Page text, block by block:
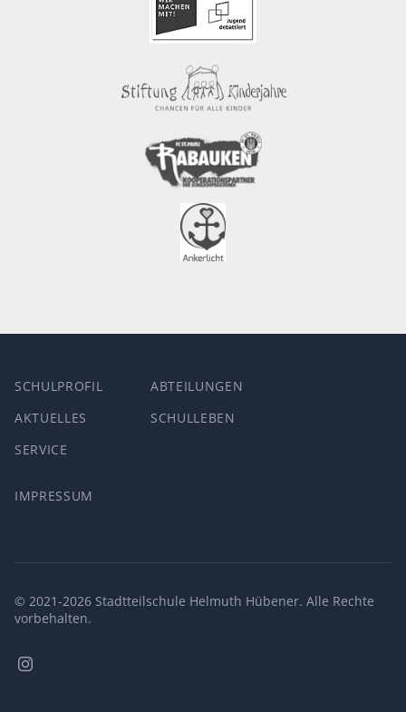
SCHULPROFIL
ABTEILUNGEN
AKTUELLES
SCHULLEBEN
SERVICE
IMPRESSUM
© 2021-2026 Stadtteilschule Helmuth Hübener. Alle Rechte
vorbehalten.
Stadtteilschule